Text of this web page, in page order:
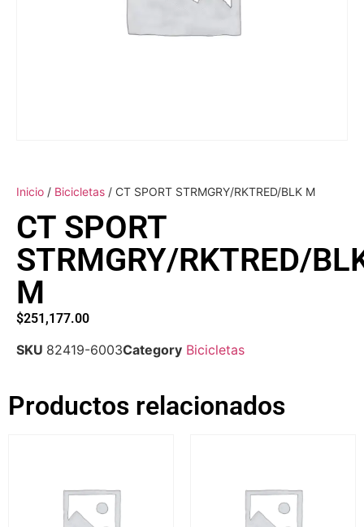
Inicio / Bicicletas / CT SPORT STRMGRY/RKTRED/BLK M
CT SPORT
STRMGRY/RKTRED/
M
$251,177.00
SKU 82419-6003Category Bicicletas
Productos relacionados